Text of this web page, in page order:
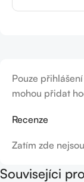
Recenze
Zatím zde
Pouze
mohou přidat
Souvisejíci